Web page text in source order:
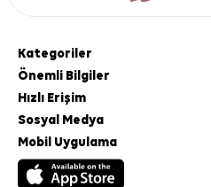
Kategoriler
Önemli Bilgiler
Hızlı Erişim
Sosyal Medya
Mobil Uygulama